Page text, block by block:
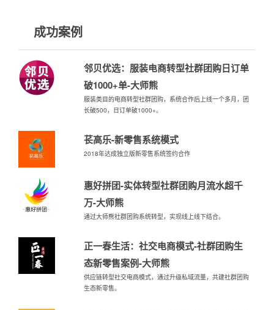
成功案例
邻贝优选：服装电商转型社群团购日订单
破1000+单-大师熊
服装类目的电商转型社群团购，系统合作后上线一个多月，团
长破500，日订单破1000+。
苌高乐-新零售系统模式
2018年达成独立版新零售系统签约合作
惠好拼团-实体转型社群团购月流水超千
万-大师熊
通过大师熊社群团购系统转型，实现线上线下结合。
正一春生活：社交电商模式-社群团购生
态新零售案例-大师熊
供应链转型社交电商模式，通过升级私域流量，共建社群团购
生态新零售。